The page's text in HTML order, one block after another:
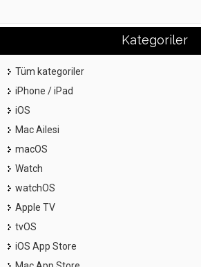
Kategoriler
Tüm kategoriler
iPhone / iPad
iOS
Mac Ailesi
macOS
Watch
watchOS
Apple TV
tvOS
iOS App Store